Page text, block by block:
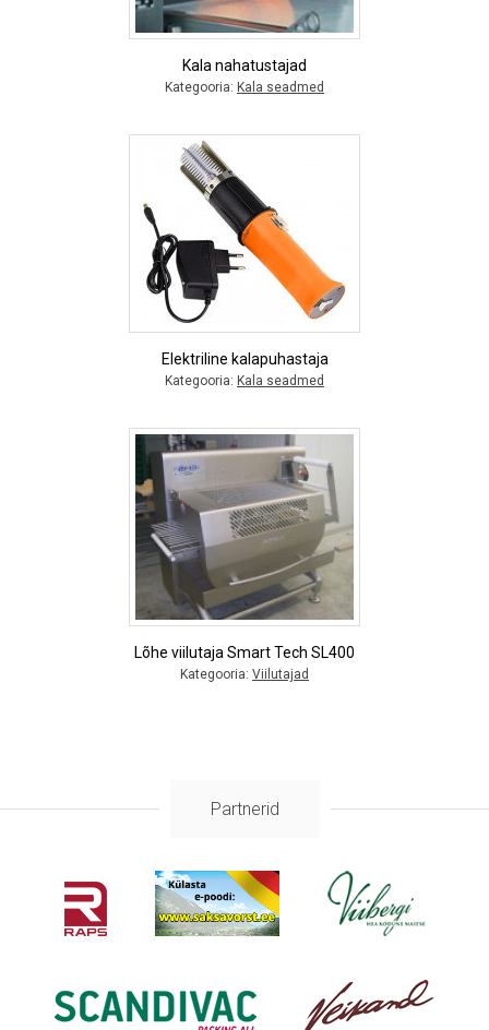
Kala nahatustajad
Kategooria: Kala seadmed
Elektriline kalapuhastaja
Kategooria: Kala seadmed
Lõhe viilutaja Smart Tech SL400
Kategooria: Viilutajad
Partnerid